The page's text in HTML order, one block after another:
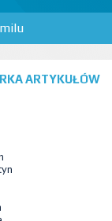
ARTYKUŁÓW